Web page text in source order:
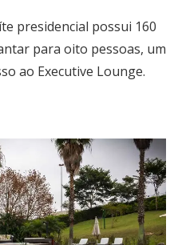
presidencial possui 160
para oito pessoas, um
ao Executive Lounge.